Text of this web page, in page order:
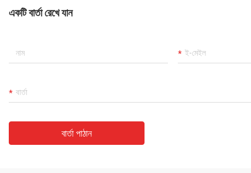
একটি বার্তা রেখে যান
বার্তা পাঠান